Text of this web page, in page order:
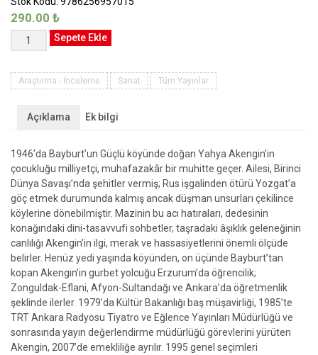
290.00 ₺
Yahya
Akengin
–
Sepete Ekle
Araştırma - İnceleme Sanat Tüm Yayınlar
Açıklama Ek bilgi
1946’da Bayburt’un Güçlü köyünde doğan Yahya Akengin’in
çocukluğu milliyetçi, muhafazakâr bir muhitte geçer. Ailesi, Birinci
Dünya Savaşı’nda şehitler vermiş; Rus işgalinden ötürü Yozgat’a
göç etmek durumunda kalmış ancak düşman unsurları çekilince
köylerine dönebilmiştir. Mazinin bu acı hatıraları, dedesinin
konağındaki dini-tasavvufi sohbetler, taşradaki âşıklık geleneğinin
canlılığı Akengin’in ilgi, merak ve hassasiyetlerini önemli ölçüde
belirler. Henüz yedi yaşında köyünden, on üçünde Bayburt’tan
kopan Akengin’in gurbet yolcuğu Erzurum’da öğrencilik;
Zonguldak-Eflani, Afyon-Sultandağı ve Ankara’da öğretmenlik
şeklinde ilerler. 1979’da Kültür Bakanlığı baş müşavirliği, 1985’te
TRT Ankara Radyosu Tiyatro ve Eğlence Yayınları Müdürlüğü ve
sonrasında yayın değerlendirme müdürlüğü görevlerini yürüten
Akengin, 2007’de emekliliğe ayrılır. 1995 genel seçimleri